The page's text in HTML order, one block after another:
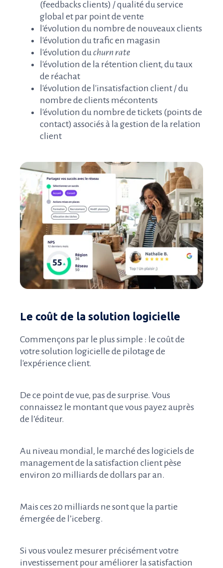
(feedbacks clients) / qualité du service
global et par point de vente
l'évolution du nombre de nouveaux clients
l'évolution du trafic en magasin
l'évolution du churn rate
l'évolution de la rétention client, du taux
de réachat
l'évolution de l'insatisfaction client / du
nombre de clients mécontents
l'évolution du nombre de tickets (points de
contact) associés à la gestion de la relation
client
Le coût de la solution logicielle
Commençons par le plus simple : le coût de
votre solution logicielle de pilotage de
l'expérience client.
De ce point de vue, pas de surprise. Vous
connaissez le montant que vous payez auprès
de l’éditeur.
Au niveau mondial, le marché des logiciels de
management de la satisfaction client pèse
environ 20 milliards de dollars par an.
Mais ces 20 milliards ne sont que la partie
émergée de l’iceberg.
Si vous voulez mesurer précisément votre
investissement pour améliorer la satisfaction